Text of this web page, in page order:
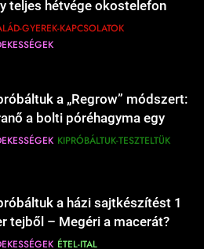
kell a gyerekruhát új méretre
válasszunk autós
biztonságosan?
kell babahordozót újra
kell előmelegíteni a sütőt, és
felesleges?
kell a zöldségeket sózni
közben?
kell lefedni a levest
teljes hétvége okostelefon
a családdal.
GYEREK-KAPCSOLATOK
a „Regrow” módszert:
a bolti póréhagyma egy
vízben?KIPRÓBÁLTUK-TESZTELTÜK
a házi sajtkészítést 1
tejből – Megéri a macerát?
ÉTEL-ITAL